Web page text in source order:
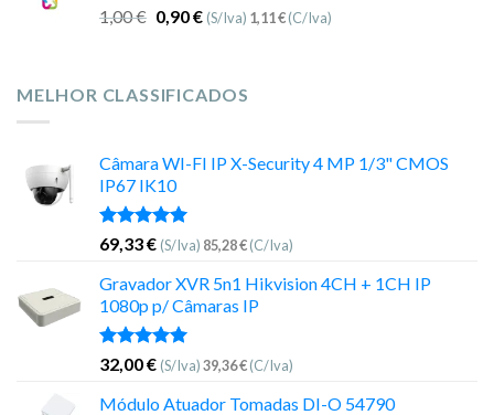
1,00€ 0,90€ (S/Iva) 1,11€(C/Iva)
MELHOR CLASSIFICADOS
Câmara WI-FI IP X-Security 4 MP 1/3" CMOS
IP67 IK10
Avaliação
5.00
de 5
69,33€ (S/Iva) 85,28€(C/Iva)
Gravador XVR 5n1 Hikvision 4CH + 1CH IP
1080p p/ Câmaras IP
Avaliação
5.00
de 5
32,00€ (S/Iva)39,36€(C/Iva)
Módulo Atuador Tomadas DI-O 54790